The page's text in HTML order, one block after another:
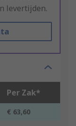
levertijden.
Per Zak*
€ 63,60